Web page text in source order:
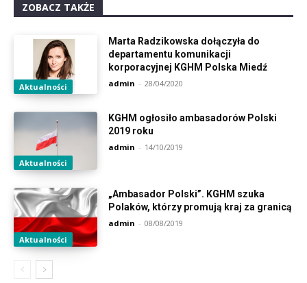
ZOBACZ TAKŻE
Aktualności
Marta Radzikowska dołączyła do
departamentu komunikacji
korporacyjnej KGHM Polska Miedź
admin - 28/04/2020
Aktualności
KGHM ogłosiło ambasadorów Polski
2019 roku
admin - 14/10/2019
Aktualności
„Ambasador Polski”. KGHM szuka
Polaków, którzy promują kraj za granicą
admin - 08/08/2019